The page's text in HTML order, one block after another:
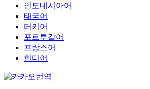
인도네시아어
태국어
터키어
포르투갈어
프랑스어
힌디어